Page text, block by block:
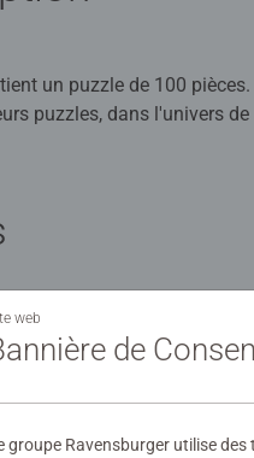
un puzzle de 100
puzzles, dans l'univers
moyen de stimuler la
durables, pour
4005555010623
et informations du fabricant
web
de
groupe Ravensburger utilise